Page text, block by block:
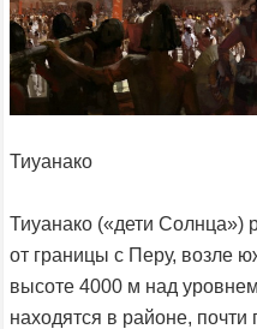
Тиуанако
Тиуанако («дети Солнца»)
от границы с Перу, возле
высоте 4000 м над
находятся в районе,